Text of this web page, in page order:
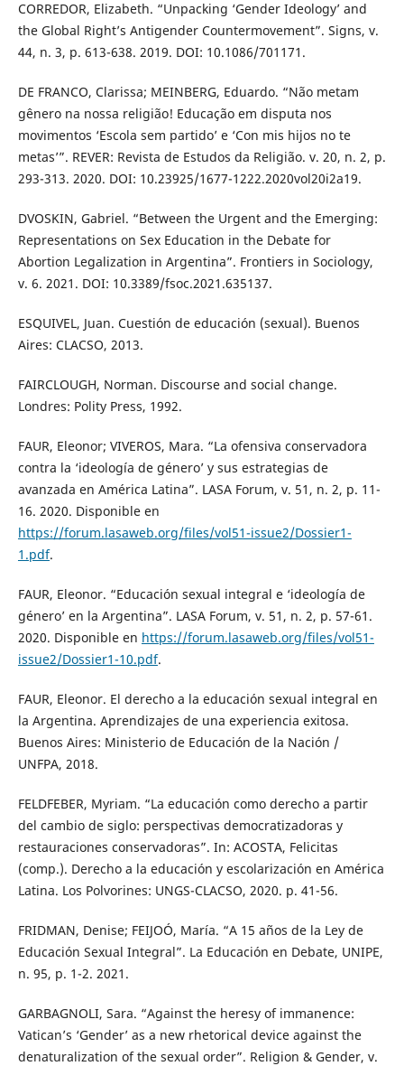
CORREDOR, Elizabeth. “Unpacking ‘Gender Ideology’ and
the Global Right’s Antigender Countermovement”. Signs, v.
44, n. 3, p. 613-638. 2019. DOI: 10.1086/701171.
DE FRANCO, Clarissa; MEINBERG, Eduardo. “Não metam
gênero na nossa religião! Educação em disputa nos
movimentos ‘Escola sem partido’ e ‘Con mis hijos no te
metas’”. REVER: Revista de Estudos da Religião. v. 20, n. 2, p.
293-313. 2020. DOI: 10.23925/1677-1222.2020vol20i2a19.
DVOSKIN, Gabriel. “Between the Urgent and the Emerging:
Representations on Sex Education in the Debate for
Abortion Legalization in Argentina”. Frontiers in Sociology,
v. 6. 2021. DOI: 10.3389/fsoc.2021.635137.
ESQUIVEL, Juan. Cuestión de educación (sexual). Buenos
Aires: CLACSO, 2013.
FAIRCLOUGH, Norman. Discourse and social change.
Londres: Polity Press, 1992.
FAUR, Eleonor; VIVEROS, Mara. “La ofensiva conservadora
contra la ‘ideología de género’ y sus estrategias de
avanzada en América Latina”. LASA Forum, v. 51, n. 2, p. 11-
16. 2020. Disponible en
https://forum.lasaweb.org/files/vol51-issue2/Dossier1-
1.pdf.
FAUR, Eleonor. “Educación sexual integral e ‘ideología de
género’ en la Argentina”. LASA Forum, v. 51, n. 2, p. 57-61.
2020. Disponible en https://forum.lasaweb.org/files/vol51-
issue2/Dossier1-10.pdf.
FAUR, Eleonor. El derecho a la educación sexual integral en
la Argentina. Aprendizajes de una experiencia exitosa.
Buenos Aires: Ministerio de Educación de la Nación /
UNFPA, 2018.
FELDFEBER, Myriam. “La educación como derecho a partir
del cambio de siglo: perspectivas democratizadoras y
restauraciones conservadoras”. In: ACOSTA, Felicitas
(comp.). Derecho a la educación y escolarización en América
Latina. Los Polvorines: UNGS-CLACSO, 2020. p. 41-56.
FRIDMAN, Denise; FEIJOÓ, María. “A 15 años de la Ley de
Educación Sexual Integral”. La Educación en Debate, UNIPE,
n. 95, p. 1-2. 2021.
GARBAGNOLI, Sara. “Against the heresy of immanence:
Vatican’s ‘Gender’ as a new rhetorical device against the
denaturalization of the sexual order”. Religion & Gender, v.